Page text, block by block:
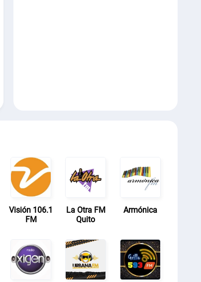
Visión 106.1
FM
La Otra FM
Quito
Armónica